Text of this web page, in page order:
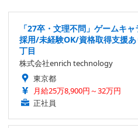
「27卒・文理不問」ゲームキ
採用/未経験OK/資格取得支援
丁目
株式会社enrich technology
東京都
月給25万8,900円～32万円
正社員